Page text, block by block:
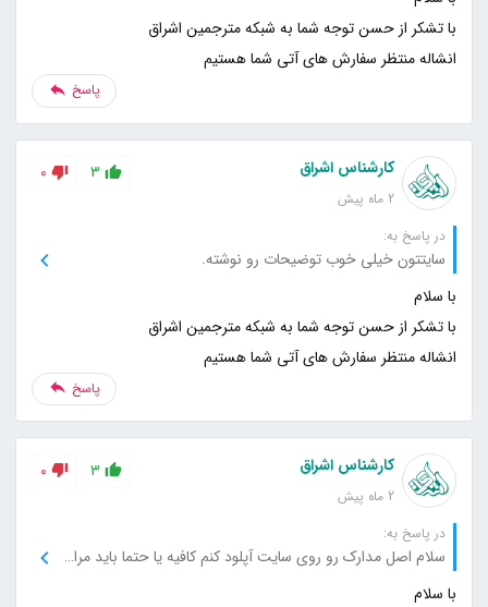
انشاله منتظر سفارش های آتی شما هستیم
پاسخ
کارشناس اشراق
2 ماه پیش
3
0
در پاسخ به:
سایتتون خیلی خوب توضیحات رو نوشته.
انشاله منتظر سفارش های آتی شما هستیم
پاسخ
کارشناس اشراق
2 ماه پیش
3
0
در پاسخ به:
سلام اصل مدارک رو روی سایت آپلود کنم کافیه یا حتما باید مراجعه کنم؟